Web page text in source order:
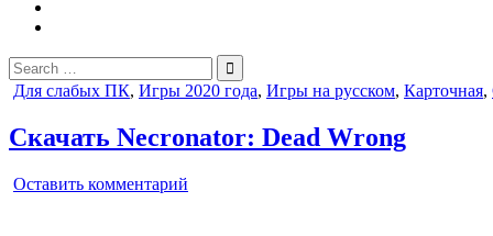
Search
for:
Posted
Для слабых ПК, Игры 2020 года, Игры на русском, Карточная,
Скачать Necronator: Dead Wrong
Оставить комментарий